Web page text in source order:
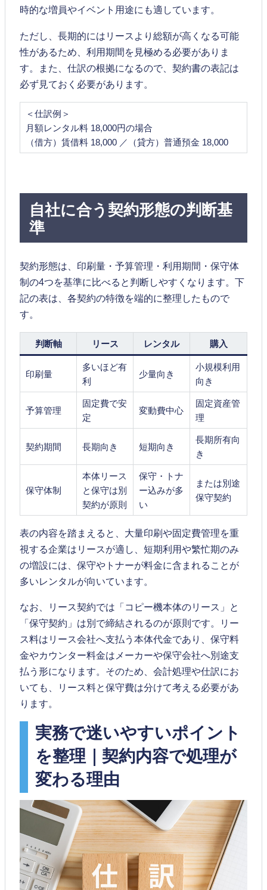
時的な増員やイベント用途にも適しています。
ただし、長期的にはリースより総額が高くなる可能
性があるため、利用期間を見極める必要がありま
す。また、仕訳の根拠になるので、契約書の表記は
必ず見ておく必要があります。
＜仕訳例＞
月額レンタル料 18,000円の場合
（借方）賃借料 18,000 ／（貸方）普通預金 18,000
自社に合う契約形態の判断基
準
契約形態は、印刷量・予算管理・利用期間・保守体
制の4つを基準に比べると判断しやすくなります。下
記の表は、各契約の特徴を端的に整理したもので
す。
判断軸 リース レンタル 購入
印刷量
多いほど有
利
少量向き
小規模利用
向き
予算管理
固定費で安
定
変動費中心
固定資産管
理
契約期間 長期向き 短期向き
長期所有向
き
保守体制
本体リース
と保守は別
契約が原則
保守・トナ
ー込みが多
い
または別途
保守契約
表の内容を踏まえると、大量印刷や固定費管理を重
視する企業はリースが適し、短期利用や繁忙期のみ
の増設には、保守やトナーが料金に含まれることが
多いレンタルが向いています。
なお、リース契約では「コピー機本体のリース」と
「保守契約」は別で締結されるのが原則です。リー
ス料はリース会社へ支払う本体代金であり、保守料
金やカウンター料金はメーカーや保守会社へ別途支
払う形になります。そのため、会計処理や仕訳にお
いても、リース料と保守費は分けて考える必要があ
ります。
実務で迷いやすいポイント
を整理｜契約内容で処理が
変わる理由